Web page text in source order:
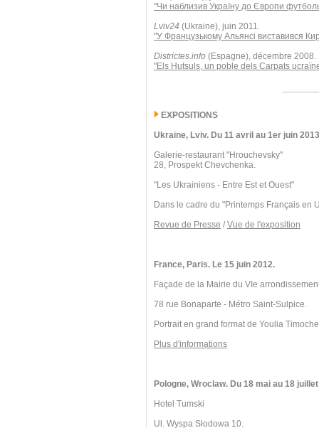
"Чи наблизив Україну до Європи
Lviv24 (Ukraine), juin 2011.
"У Французькому Альянсі виставився
Districtes.info (Espagne), décembre 2008.
"Els Hutsuls, un poble dels Carpats
EXPOSITIONS
Ukraine, Lviv. Du 11 avril au 1er juin
Galerie-restaurant "Hrouchevsky"
28, Prospekt Chevchenka.
"Les Ukrainiens - Entre Est et Ouest"
Dans le cadre du "Printemps Français en
Revue de Presse /Vue de l'exposition
France, Paris. Le 15 juin 2012.
Façade de la Mairie du VIe
78 rue Bonaparte - Métro Saint-Sulpice.
Portrait en grand format de Youlia
Plus d'informations
Pologne, Wroclaw. Du 18 mai au 18
Hotel Tumski
Ul. Wyspa Słodowa 10.